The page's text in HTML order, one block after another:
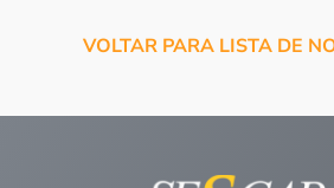
VOLTAR PARA LISTA DE